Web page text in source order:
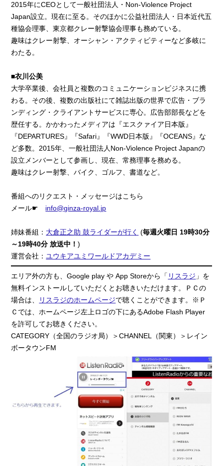
2015年にCEOとして一般社団法人・Non-Violence Project
Japan設立。現在に至る。そのほかに公益社団法人・日本近代五
種協会理事、東京都クレー射撃協会理事も務めている。
趣味はクレー射撃、オーシャン・アクティビティーなど多岐に
わたる。
■衣川公美
大学卒業後、会社員と複数のコミュニケーションビジネスに携
わる。その後、複数の出版社にて雑誌出版の世界で広告・ブラ
ンディング・クライアントサービスに専心。広告部部長などを
歴任する。かかわったメディアは『エスクァイア日本版』
『DEPARTURES』『Safari』『WWD日本版』『OCEANS』な
ど多数。2015年、一般社団法人Non-Violence Project Japanの
設立メンバーとして参画し、現在、常務理事を務める。
趣味はクレー射撃、バイク、ゴルフ、書道など。
番組へのリクエスト・メッセージはこちら
メール☛ info@ginza-royal.jp
姉妹番組： 大倉正之助 鼓ライダーが行く (毎週火曜日 19時30分
～19時40分 放送中！)
運営会社：ユウキアユミワールドアカデミー
エリア外の方も、Google play や App Storeから「 リスラジ 」を
無料インストールしていただくとお聴きいただけます。ＰＣの
場合は、
リスラジのホームページで聴くことができます。※Ｐ
Ｃでは、ホームページ左上ロゴの下にあるAdobe Flash Player
を許可してお聴きください。
CATEGORY（全国のラジオ局）＞CHANNEL（関東）＞レイン
ボータウンFM